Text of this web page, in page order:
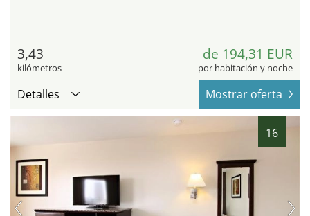
3,43
kilómetros
de 194,31 EUR
por habitación y noche
Detalles Mostrar oferta
16